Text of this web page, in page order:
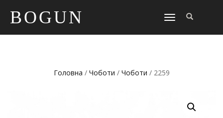
BOGUN
TOGGLE
Головна / Чоботи / Чоботи / 2259